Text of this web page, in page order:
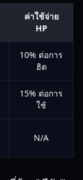
ค่าใช้จ่าย
HP
10% ต่อการ
ฮิต
15% ต่อการ
ใช้
N/A